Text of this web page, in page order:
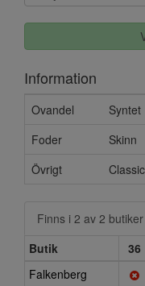
Information
Ovandel
Syntet
Foder
Skinn
Övrigt
Finns i 2 av 2 butiker
Butik
36
Falkenberg